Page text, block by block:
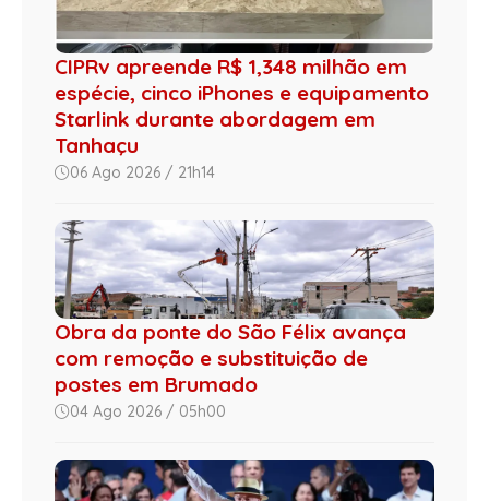
CIPRv apreende R$ 1,348 milhão em
espécie, cinco iPhones e equipamento
Starlink durante abordagem em
Tanhaçu
06 Ago 2026 / 21h14
Obra da ponte do São Félix avança
com remoção e substituição de
postes em Brumado
04 Ago 2026 / 05h00